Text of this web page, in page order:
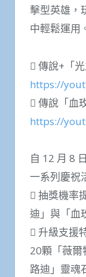
擊型英雄，
中輕鬆運用
 傳說+「
https://
 傳說「血
https://
自 12 月 8
一系列慶祝
 抽獎機率
迪」與「血
 升級支援
20顆「薇爾
路迪」靈魂